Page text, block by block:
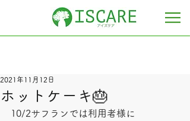
ホットケーキ🎂
2021年11月12日
10/2サフランでは利用者様に